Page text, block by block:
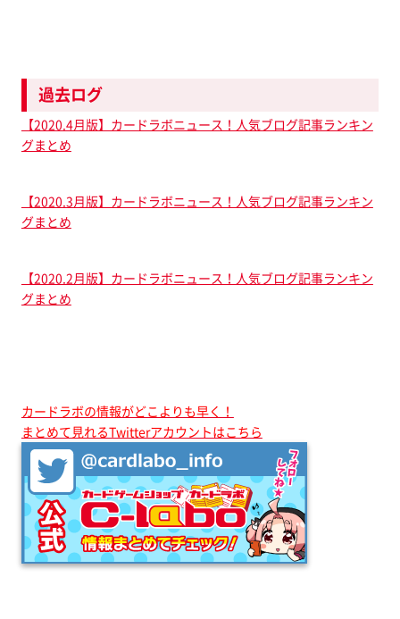
過去ログ
【2020.4月版】カードラボニュース！人気ブログ記事ランキン
グまとめ
【2020.3月版】カードラボニュース！人気ブログ記事ランキン
グまとめ
【2020.2月版】カードラボニュース！人気ブログ記事ランキン
グまとめ
カードラボの情報がどこよりも早く！
まとめて見れるTwitterアカウントはこちら